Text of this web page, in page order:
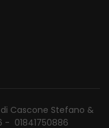
di Cascone Stefano &
- 01841750886